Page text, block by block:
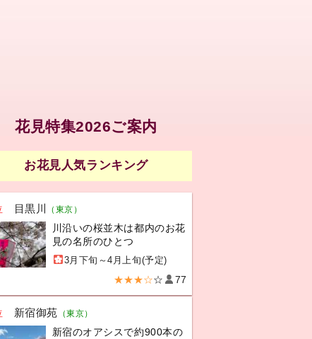
花見特集2026ご案内
お花見人気ランキング
目黒川 （東京）
川沿いの桜並木は都内のお花
見の名所のひとつ
3月下旬～4月上旬(予定)
★★★☆☆ 77
新宿御苑 （東京）
新宿のオアシスで約900本の